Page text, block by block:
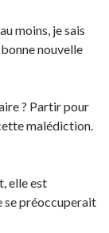
moins, je sais
nouvelle
? Partir pour
malédiction.
elle est
se préoccuperait